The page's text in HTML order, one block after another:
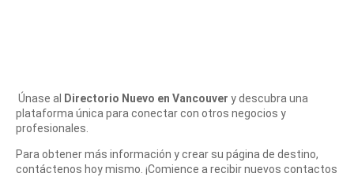
Únase al Directorio Nuevo en Vancouver y descubra una
plataforma única para conectar con otros negocios y
profesionales.
Para obtener más información y crear su página de destino,
contáctenos hoy mismo. ¡Comience a recibir nuevos contactos